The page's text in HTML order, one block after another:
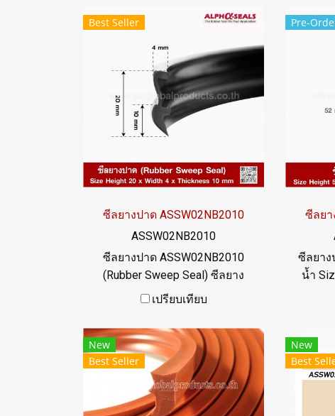
Best Seller
ซีลยางปาด ASSW02NB2010
ASSW02NB2010
ซีลยางปาด ASSW02NB2010
(Rubber Sweep Seal) ซีลยาง
ปาดหรือซีลยางกวาด ทนน้ำมัน
ได้เป็นอย่างดี ซีลยางกวาดเศษ
เหล็ก ซีลยางปาดน้ำมัน ปาดน้ำ
หมึก ใช้งานได้ยาวนาน ไม่ต้อง
เปลี่ยนบ่อย Tel : 022577145 MB
: 0982539956 / E-mail :
เปรียบเทียบ
Pre-
ซีลยา
ซีลยาง
น้ำ
ทนน้ำดี
งาน-40
7145
New
Best Seller
New
Best